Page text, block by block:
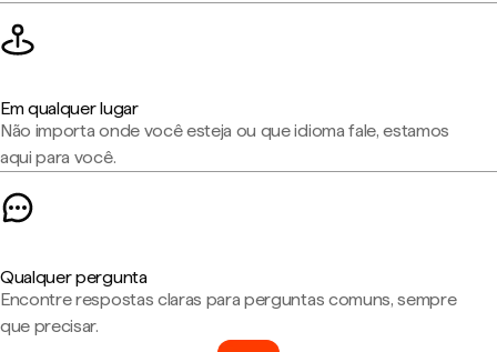
Em qualquer lugar
Não importa onde você esteja ou que idioma fale, estamos
aqui para você.
Qualquer pergunta
Encontre respostas claras para perguntas comuns, sempre
que precisar.